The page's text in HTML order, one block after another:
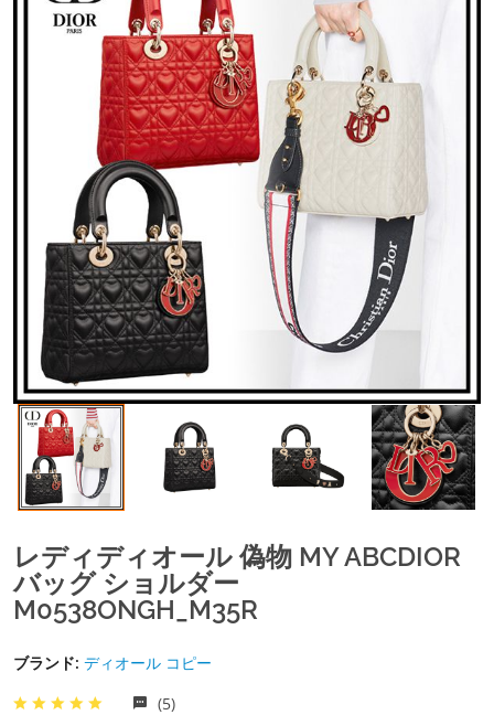
レディディオール 偽物 MY ABCDIOR
バッグ ショルダー
M0538ONGH_M35R
ブランド: ディオール コピー
(5)